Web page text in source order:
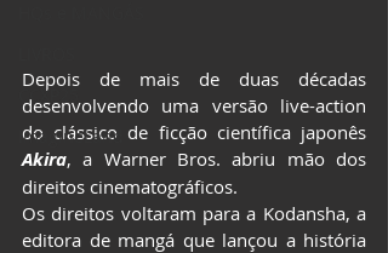
CCXP25
ImagineLand
Depois de mais de duas décadas
desenvolvendo uma versão live-action
Akira, a Warner Bros. abriu mão dos
direitos cinematográficos.
Os direitos voltaram para a Kodansha, a
editora de mangá que lançou a história